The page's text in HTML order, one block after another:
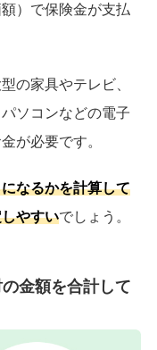
）で保険金が支払
の家具やテレビ、
ソコンなどの電子
が必要です。
なるかを計算して
やすいでしょう。
金額を合計して